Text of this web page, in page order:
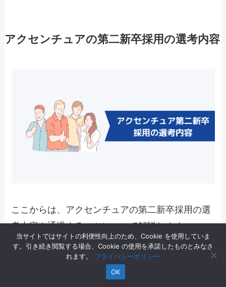
アクセンチュアの第二新卒採用の選考内容
ここからは、アクセンチュアの第二新卒採用の選
考内容や通過するコツについて解説します。
アクセンチュアの第二新卒採用の選考内
当サイトではサイトの利便性向上のため、Cookie を使用していま
す。引き続き閲覧する場合、Cookie の使用を承諾したものとみなさ
れます。 プライバシーポリシー
OK